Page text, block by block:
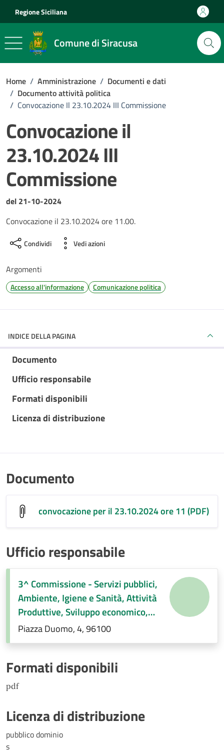
Regione Siciliana
Comune di Siracusa
Home / Amministrazione / Documenti e dati
/ Documento attività politica
/ Convocazione Il 23.10.2024 III Commissione
Convocazione il
23.10.2024 III
Commissione
Dettagli del documento
del 21-10-2024
Convocazione il 23.10.2024 ore 11.00.
Condividi Vedi azioni
Argomenti
Accesso all'informazione Comunicazione politica
INDICE DELLA PAGINA
Documento
Ufficio responsabile
Formati disponibili
Licenza di distribuzione
Documento
convocazione per il 23.10.2024 ore 11 (PDF)
Ufficio responsabile
3^ Commissione - Servizi pubblici,
Ambiente, Igiene e Sanità, Attività
Produttive, Sviluppo economico,
Regolamenti di competenza.
Piazza Duomo, 4, 96100
Formati disponibili
pdf
Licenza di distribuzione
pubblico dominio
s